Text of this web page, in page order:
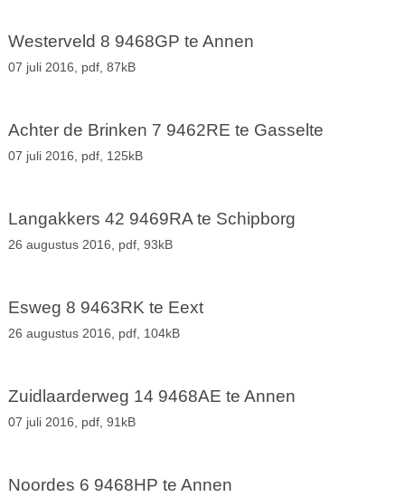
Westerveld 8 9468GP te Annen
07 juli 2016, pdf, 87kB
Achter de Brinken 7 9462RE te Gasselte
07 juli 2016, pdf, 125kB
Langakkers 42 9469RA te Schipborg
26 augustus 2016, pdf, 93kB
Esweg 8 9463RK te Eext
26 augustus 2016, pdf, 104kB
Zuidlaarderweg 14 9468AE te Annen
07 juli 2016, pdf, 91kB
Noordes 6 9468HP te Annen